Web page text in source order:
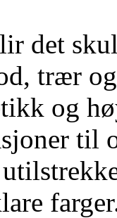
det
trær
og
til